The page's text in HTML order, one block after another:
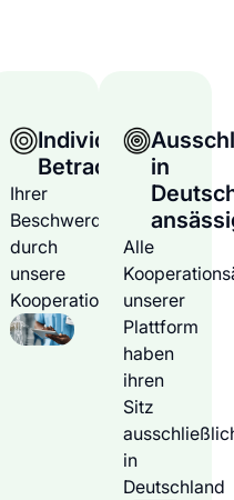
Individuelle
Betrachtung
Ihrer
Beschwerden
durch
unsere
Kooperationsärzte
in
Alle
unserer
Plattform
haben
ihren
Sitz
in
Deutschland